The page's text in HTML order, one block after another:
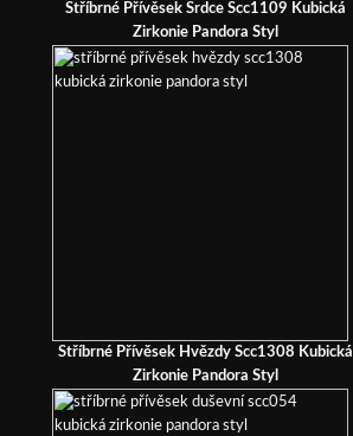
Stříbrné Přívěsek Srdce Scc1109 Kubická
Zirkonie Pandora Styl
Stříbrné Přívěsek Hvězdy Scc1308 Kubická
Zirkonie Pandora Styl